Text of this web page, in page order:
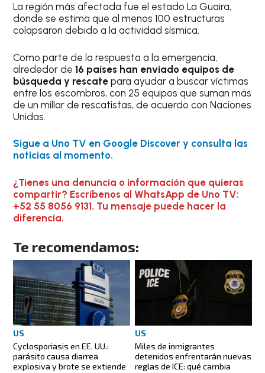
La región más afectada fue el estado La Guaira,
donde se estima que al menos 100 estructuras
colapsaron debido a la actividad sísmica.
Como parte de la respuesta a la emergencia,
alrededor de16 países han enviado equipos de
búsqueda y rescate para ayudar a buscar víctimas
entre los escombros, con 25 equipos que suman más
de un millar de rescatistas, de acuerdo con Naciones
Unidas.
Sigue a Uno TV en Google Discover y consulta las
noticias al momento.
¿Tienes una denuncia o información que quieras
compartir? Escríbenos al WhatsApp de Uno TV:
+52 55 8056 9131. Tu mensaje puede hacer la
diferencia.
Te recomendamos:
US
Cyclosporiasis en EE. UU.:
parásito causa diarrea
explosiva y brote se extiende
US
Miles de inmigrantes
detenidos enfrentarán nuevas
reglas de ICE: qué cambia